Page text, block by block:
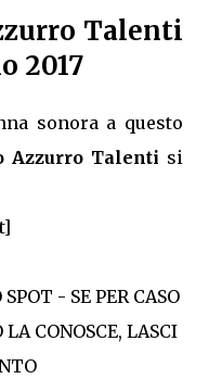
Talenti
2017
sonora a questo
Azzurro Talenti si
- SE PER CASO
CONOSCE, LASCI